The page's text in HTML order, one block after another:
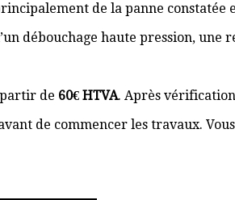
de la panne
débouchage haute pression, une
de 60€ HTVA. Après
de commencer les travaux.